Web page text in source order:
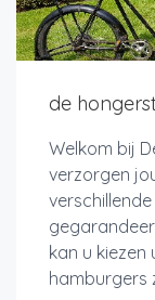
de
Welkom bij
verzorgen
kan u kiezen
hamburgers